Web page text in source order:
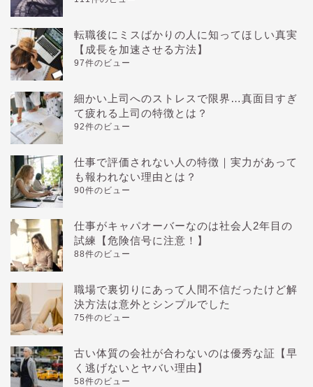
転職後にミスばかりの人に知ってほしい真実
【成長を加速させる方法】
97件のビュー
細かい上司へのストレスで限界…真面目すぎ
て疲れる上司の特徴とは？
92件のビュー
仕事で評価されない人の特徴｜実力があって
も報われない理由とは？
90件のビュー
仕事がキャパオーバーなのは社会人2年目の
試練【危険信号に注意！】
88件のビュー
職場で裏切りにあって人間不信だったけど解
決方法は意外とシンプルでした
75件のビュー
古い体質の会社が合わないのは優秀な証【早
く逃げないとヤバい理由】
58件のビュー